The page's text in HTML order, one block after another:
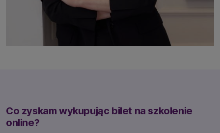
Co zyskam wykupując bilet na szkolenie
online?